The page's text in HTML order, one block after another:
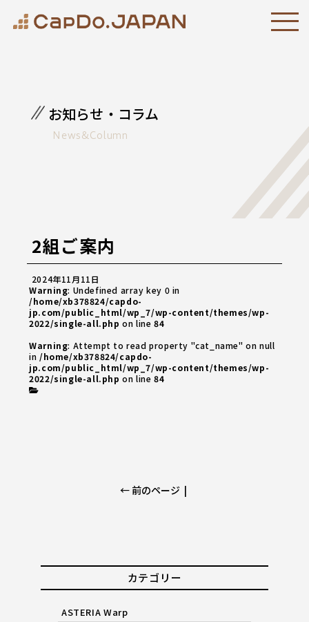
お知らせ・コラム
News&Column
2組ご案内
2024年11月11日
Warning: Undefined array key 0 in
/home/xb378824/capdo-
jp.com/public_html/wp_7/wp-content/themes/wp-
2022/single-all.php on line84
Warning: Attempt to read property "cat_name" on null
in/home/xb378824/capdo-
jp.com/public_html/wp_7/wp-content/themes/wp-
2022/single-all.php on line84
← 前のページ |
カテゴリー
ASTERIA Warp